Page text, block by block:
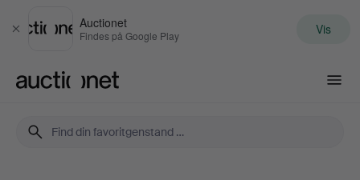
Luk
Auctionet
Findes på Google Play Vis